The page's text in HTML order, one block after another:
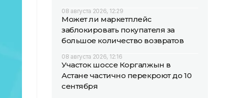
08 августа 2026, 12:29
Может ли маркетплейс
заблокировать покупателя за
большое количество возвратов
08 августа 2026, 12:16
Участок шоссе Коргалжын в
Астане частично перекроют до 10
сентября